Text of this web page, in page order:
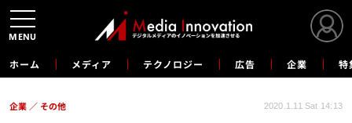
ホーム メディア テクノロジー 広告 企業 特
企業 その他 2020.1.11 Sat 14:13
MENU